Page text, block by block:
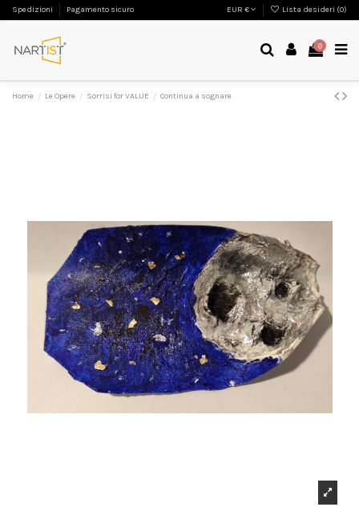
Spedizioni Pagamento sicuro EUR € Lista desideri (0)
0
Home Le Opere Sorrisi for VALUE Continua a sognare